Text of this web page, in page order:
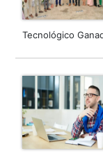
Tecnológico